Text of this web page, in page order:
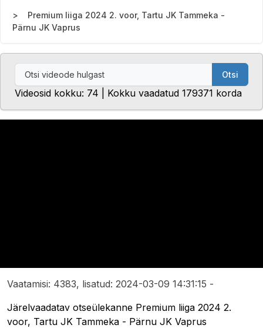
Premium liiga 2024 2. voor, Tartu JK Tammeka -
Pärnu JK Vaprus
Otsi
Videosid kokku: 74 | Kokku vaadatud 179371 korda
Vaatamisi: 4383, lisatud: 2024-03-09 14:31:15 -
Järelvaadatav otseülekanne Premium liiga 2024 2.
voor, Tartu JK Tammeka - Pärnu JK Vaprus